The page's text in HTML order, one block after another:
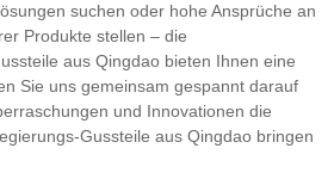
suchen oder hohe Ansprüche an
Produkte stellen – die
aus Qingdao bieten Ihnen eine
Sie uns gemeinsam gespannt darauf
und Innovationen die
Gussteile aus Qingdao bringen